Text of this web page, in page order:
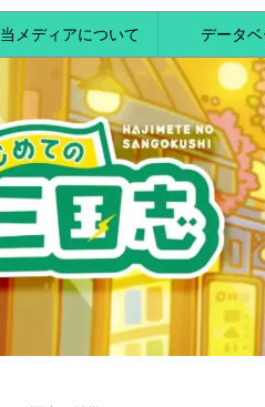
当メディアについて データ